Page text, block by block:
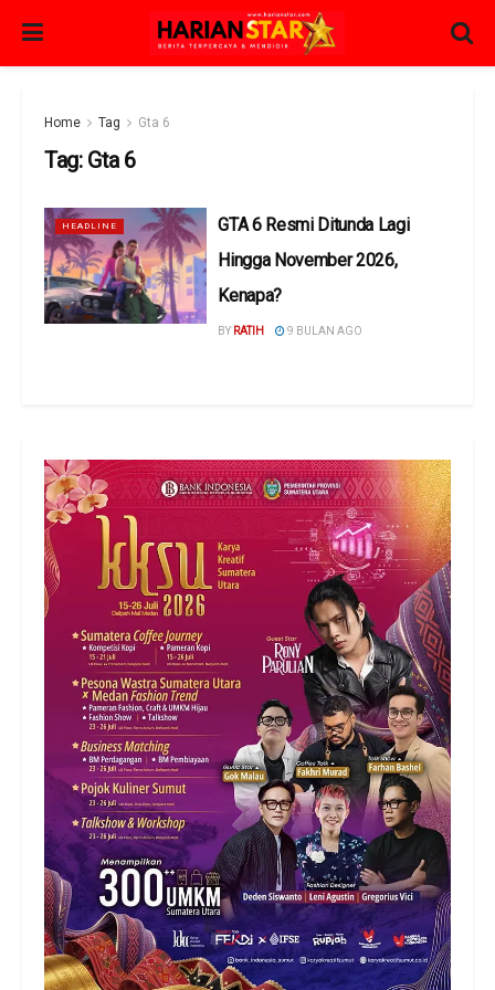
Home Tag Gta 6
Tag: Gta 6
HEADLINE
GTA 6 Resmi Ditunda Lagi
Hingga November 2026,
Kenapa?
BY RATIH 9 BULAN AGO